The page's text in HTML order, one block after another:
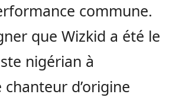
commune.
que Wizkid a été le
nigérian à
d’origine